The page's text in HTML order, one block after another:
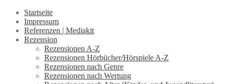
Startseite
Impressum
Referenzen | Mediakit
Rezension
Rezensionen A-Z
Rezensionen Hörbücher/Hörspiele A-Z
Rezensionen nach Genre
Rezensionen nach Wertung